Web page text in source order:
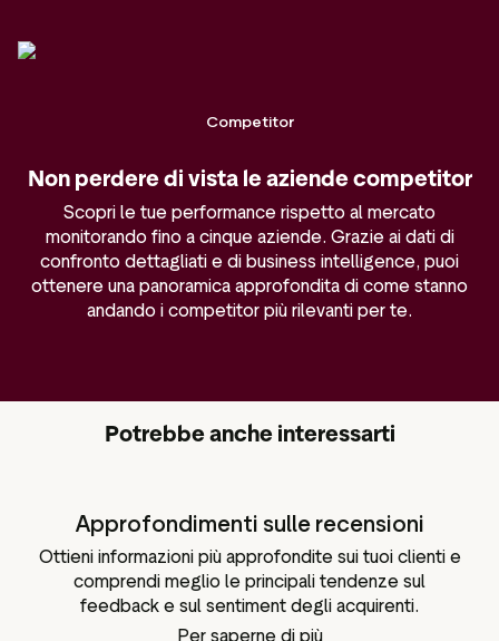
Competitor
Non perdere di vista le aziende competitor
Scopri le tue performance rispetto al mercato
monitorando fino a cinque aziende. Grazie ai dati di
confronto dettagliati e di business intelligence, puoi
ottenere una panoramica approfondita di come stanno
andando i competitor più rilevanti per te.
Potrebbe anche interessarti
Approfondimenti sulle recensioni
Ottieni informazioni più approfondite sui tuoi clienti e
comprendi meglio le principali tendenze sul
feedback e sul sentiment degli acquirenti.
Per saperne di più